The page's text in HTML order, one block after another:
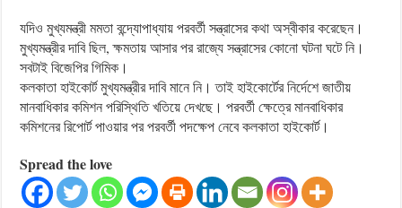
যদিও মুখ্যমন্ত্রী মমতা বন্দ্যোপাধ্যায় পরবর্তী সন্ত্রাসের কথা অস্বীকার করেছেন।
মুখ্যমন্ত্রীর দাবি ছিল, ক্ষমতায় আসার পর রাজ্যে সন্ত্রাসের কোনো ঘটনা ঘটে নি।
সবটাই বিজেপির গিমিক।
কলকাতা হাইকোর্ট মুখ্যমন্ত্রীর দাবি মানে নি। তাই হাইকোর্টের নির্দেশে জাতীয়
মানবাধিকার কমিশন পরিস্থিতি খতিয়ে দেখছে। পরবর্তী ক্ষেত্রে মানবাধিকার
কমিশনের রিপোর্ট পাওয়ার পর পরবর্তী পদক্ষেপ নেবে কলকাতা হাইকোর্ট।
Spread the love